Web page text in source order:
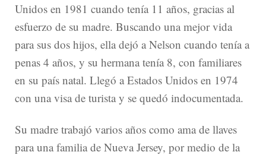
Unidos en 1981 cuando tenía 11 años, gracias al
esfuerzo de su madre. Buscando una mejor vida
para sus dos hijos, ella dejó a Nelson cuando tenía a
penas 4 años, y su hermana tenía 8, con familiares
en su país natal. Llegó a Estados Unidos en 1974
con una visa de turista y se quedó indocumentada.
Su madre trabajó varios años como ama de llaves
para una familia de Nueva Jersey, por medio de la